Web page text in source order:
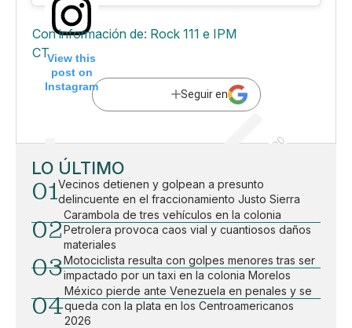
View this
post on
Instagram
A post shared by Sau00fal
Con información de: Rock 111 e IPM
CT
Seguir en
LO ÚLTIMO
01Vecinos detienen y golpean a presunto
delincuente en el fraccionamiento Justo Sierra
02
Carambola de tres vehículos en la colonia
Petrolera provoca caos vial y cuantiosos daños
materiales
03Motociclista resulta con golpes menores tras ser
impactado por un taxi en la colonia Morelos
04
México pierde ante Venezuela en penales y se
queda con la plata en los Centroamericanos
2026